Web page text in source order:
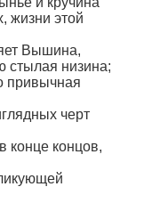
жизни этой
Вышина,
стылая низина;
привычная
черт
конце концов,